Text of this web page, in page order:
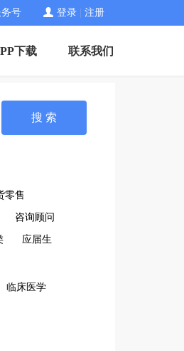
务号 登录 注册
下载 联系我们
搜 索
零售
咨询顾问
应届生
临床医学